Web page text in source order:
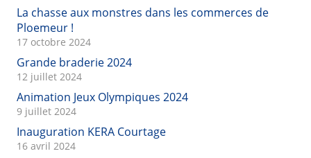
La chasse aux monstres dans les commerces de
Ploemeur !
17 octobre 2024
Grande braderie 2024
12 juillet 2024
Animation Jeux Olympiques 2024
9 juillet 2024
Inauguration KERA Courtage
16 avril 2024